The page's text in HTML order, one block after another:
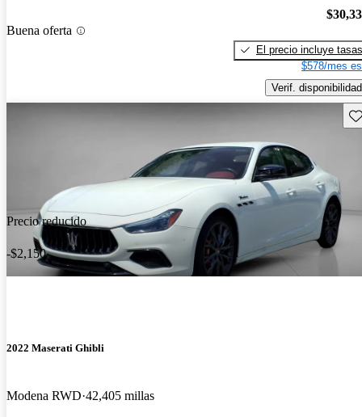
Buena oferta
El precio incluye tasas
$578/mes
Verif. disponibilidad
Precio reducido
-$2,150
2022 Maserati Ghibli
Modena RWD 42,405 millas